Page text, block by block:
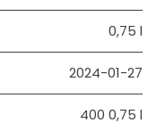
0,75 l
2024-01-27
400 0,75 l